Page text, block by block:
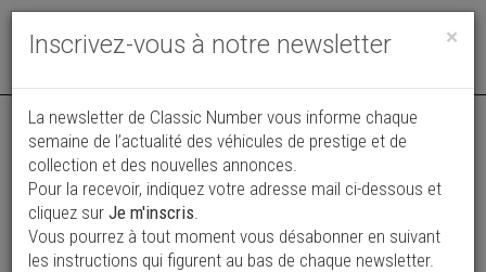
Toggle
Annonce actualisée le 02/08/2026 ( il y a 4 jours )
Ford Thunderbird Convertible
29 500 €
1957 Cabriolet / roadster 88 361 mi
×
Inscrivez-vous à notre newsletter
La newsletter de Classic Number vous informe chaque
semaine de l’actualité des véhicules de prestige et de
collection et des nouvelles annonces.
Pour la recevoir, indiquez votre adresse mail ci-dessous et
cliquez sur Je m'inscris.
Vous pourrez à tout moment vous désabonner en suivant
les instructions qui figurent au bas de chaque newsletter.